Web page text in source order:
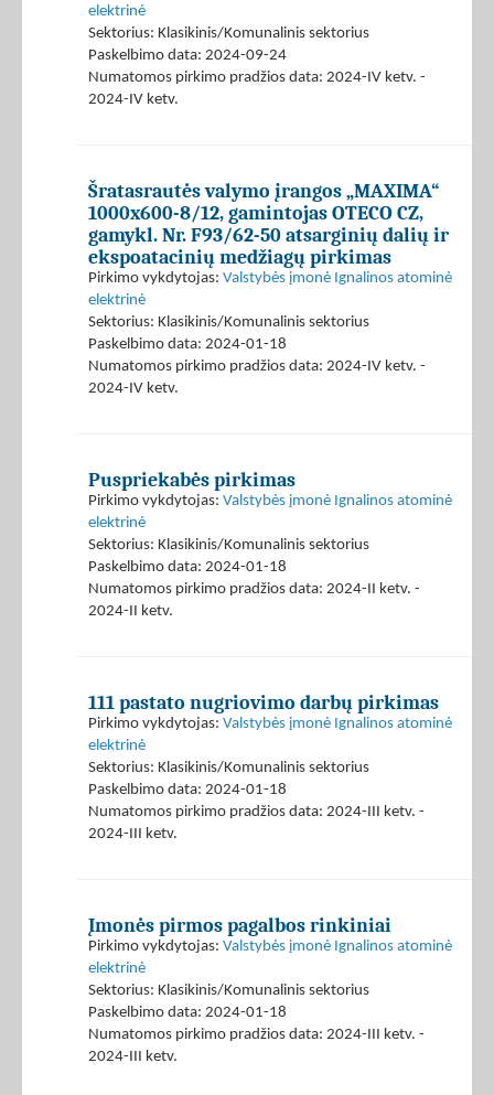
elektrinė
Sektorius: Klasikinis/Komunalinis sektorius
Paskelbimo data: 2024-09-24
Numatomos pirkimo pradžios data: 2024-IV ketv. -
2024-IV ketv.
Šratasrautės valymo įrangos „MAXIMA“
1000x600-8/12, gamintojas OTECO CZ,
gamykl. Nr. F93/62-50 atsarginių dalių ir
ekspoatacinių medžiagų pirkimas
Pirkimo vykdytojas: Valstybės įmonė Ignalinos atominė
elektrinė
Sektorius: Klasikinis/Komunalinis sektorius
Paskelbimo data: 2024-01-18
Numatomos pirkimo pradžios data: 2024-IV ketv. -
2024-IV ketv.
Puspriekabės pirkimas
Pirkimo vykdytojas: Valstybės įmonė Ignalinos atominė
elektrinė
Sektorius: Klasikinis/Komunalinis sektorius
Paskelbimo data: 2024-01-18
Numatomos pirkimo pradžios data: 2024-II ketv. -
2024-II ketv.
111 pastato nugriovimo darbų pirkimas
Pirkimo vykdytojas: Valstybės įmonė Ignalinos atominė
elektrinė
Sektorius: Klasikinis/Komunalinis sektorius
Paskelbimo data: 2024-01-18
Numatomos pirkimo pradžios data: 2024-III ketv. -
2024-III ketv.
Įmonės pirmos pagalbos rinkiniai
Pirkimo vykdytojas: Valstybės įmonė Ignalinos atominė
elektrinė
Sektorius: Klasikinis/Komunalinis sektorius
Paskelbimo data: 2024-01-18
Numatomos pirkimo pradžios data: 2024-III ketv. -
2024-III ketv.